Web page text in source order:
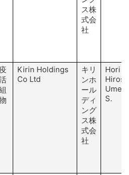
ス株
式会
社
Kirin Holdings
Co Ltd
キリ
ンホ
ール
ディ
ング
ス株
式会
社
Hori S,
S.